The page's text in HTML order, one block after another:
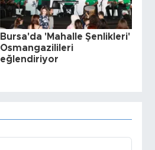
Bursa'da 'Mahalle Şenlikleri'
Osmangazilileri
eğlendiriyor